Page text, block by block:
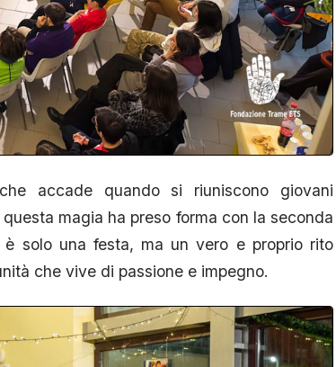
accade quando si riuniscono giovani
magia ha preso forma con la seconda
solo una festa, ma un vero e proprio rito
che vive di passione e impegno.